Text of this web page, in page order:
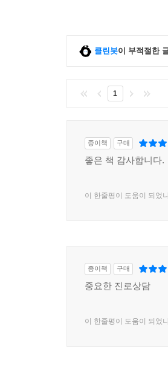
클린봇이 부적절한
1
종이책 구매
좋은 책 감사합니다.
이 한줄평이 도움이 되었
종이책 구매
중요한 진로상담
이 한줄평이 도움이 되었